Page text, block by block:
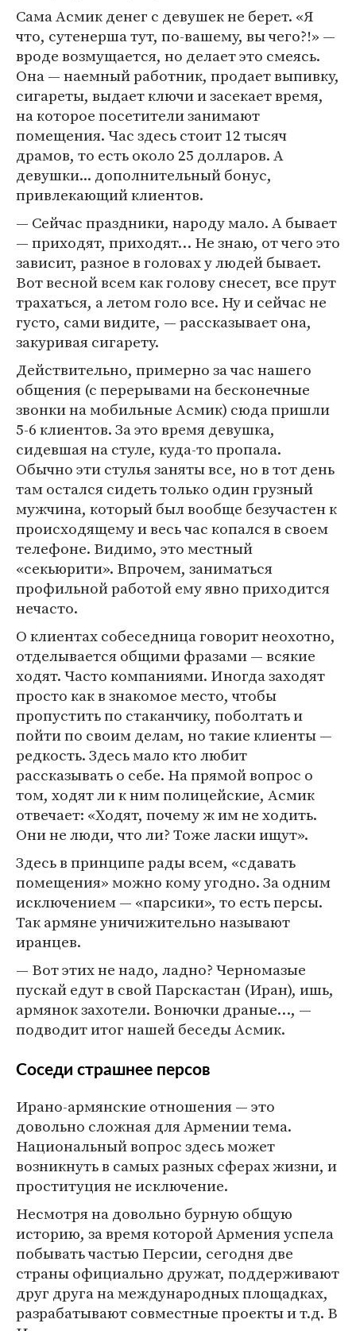
Сама Асмик денег с девушек не берет. «Я
что, сутенерша тут, по-вашему, вы чего?!» —
вроде возмущается, но делает это смеясь.
Она — наемный работник, продает выпивку,
сигареты, выдает ключи и засекает время,
на которое посетители занимают
помещения. Час здесь стоит 12 тысяч
драмов, то есть около 25 долларов. А
девушки... дополнительный бонус,
привлекающий клиентов.
— Сейчас праздники, народу мало. А бывает
— приходят, приходят… Не знаю, от чего это
зависит, разное в головах у людей бывает.
Вот весной всем как голову снесет, все прут
трахаться, а летом голо все. Ну и сейчас не
густо, сами видите, — рассказывает она,
закуривая сигарету.
Действительно, примерно за час нашего
общения (с перерывами на бесконечные
звонки на мобильные Асмик) сюда пришли
5-6 клиентов. За это время девушка,
сидевшая на стуле, куда-то пропала.
Обычно эти стулья заняты все, но в тот день
там остался сидеть только один грузный
мужчина, который был вообще безучастен к
происходящему и весь час копался в своем
телефоне. Видимо, это местный
«секьюрити». Впрочем, заниматься
профильной работой ему явно приходится
нечасто.
О клиентах собеседница говорит неохотно,
отделывается общими фразами — всякие
ходят. Часто компаниями. Иногда заходят
просто как в знакомое место, чтобы
пропустить по стаканчику, поболтать и
пойти по своим делам, но такие клиенты —
редкость. Здесь мало кто любит
рассказывать о себе. На прямой вопрос о
том, ходят ли к ним полицейские, Асмик
отвечает: «Ходят, почему ж им не ходить.
Они не люди, что ли? Тоже ласки ищут».
Здесь в принципе рады всем, «сдавать
помещения» можно кому угодно. За одним
исключением — «парсики», то есть персы.
Так армяне уничижительно называют
иранцев.
— Вот этих не надо, ладно? Черномазые
пускай едут в свой Парскастан (Иран), ишь,
армянок захотели. Вонючки драные…, —
подводит итог нашей беседы Асмик.
Соседи страшнее персов
Ирано-армянские отношения — это
довольно сложная для Армении тема.
Национальный вопрос здесь может
возникнуть в самых разных сферах жизни, и
проституция не исключение.
Несмотря на довольно бурную общую
историю, за время которой Армения успела
побывать частью Персии, сегодня две
страны официально дружат, поддерживают
друг друга на международных площадках,
разрабатывают совместные проекты и т.д. В